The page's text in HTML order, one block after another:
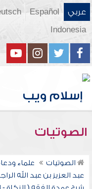
عربي Español
Indonesia
الصوتيات
الصوتيات
علماء
عبد العزيز بن عبد الله